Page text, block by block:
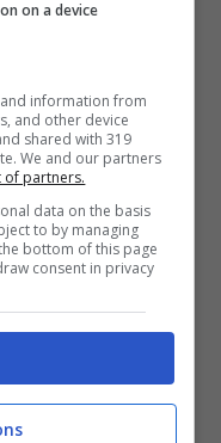
8 Plus: il
on a device
information from
and other device
shared with 319
We and our partners
of partners.
data on the basis
to by managing
bottom of this page
consent in privacy